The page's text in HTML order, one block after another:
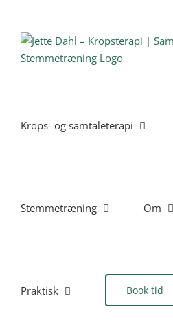
content
Krops- og samtaleterapi
Stemmetræning Om
Praktisk Book tid